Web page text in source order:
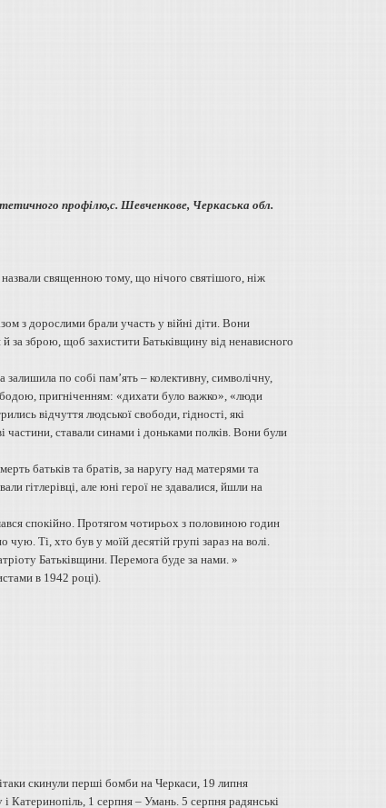
профілю,с. Шевченкове, Черкаська обл.
священною тому, що нічого святішого, ніж
з дорослими брали участь у війні діти. Вони
за зброю, щоб захистити Батьківщину від ненависного
по собі пам’ять – колективну, символічну,
пригніченням: «дихати було важко», «люди
відчуття людської свободи, гідності, які
частини, ставали синами і доньками полків. Вони були
батьків та братів, за наругу над матерями та
гітлерівці, але юні герої не здавалися, йшли на
спокійно. Протягом чотирьох з половиною годин
Ті, хто був у моїй десятій групі зараз на волі.
Батьківщини. Перемога буде за нами. »
в 1942 році).
скинули перші бомби на Черкаси, 19 липня
1 серпня – Умань. 5 серпня радянські